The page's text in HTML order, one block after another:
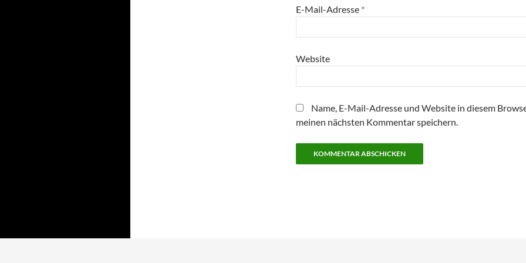
E-Mail-Adresse *
Website
Name, E-Mail-Adresse und Website in diesem
meinen nächsten Kommentar speichern.